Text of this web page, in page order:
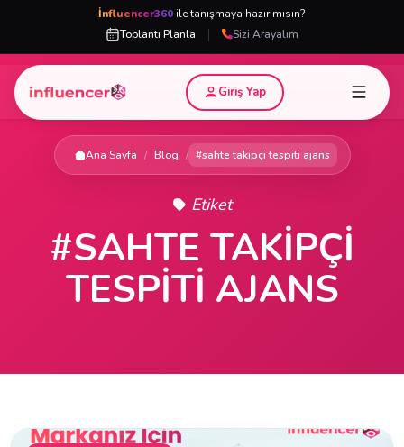
İnfluencer360 ile tanışmaya hazır mısın?
Toplantı Planla
| Sizi Arayalım
Giriş Yap
Ana Sayfa / Blog / #sahte takipçi tespiti ajans
Etiket
#SAHTE TAKIPÇI
TESPITI AJANS